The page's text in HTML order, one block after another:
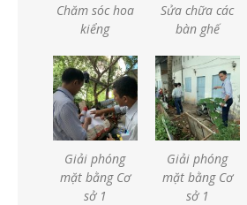
Chăm sóc hoa
kiểng
Sửa chữa các
bàn ghế
Giải phóng
mặt bằng Cơ
sở 1
Giải phóng
mặt bằng Cơ
sở 1